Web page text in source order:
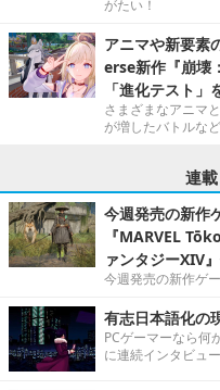
がたい！
アニマや新要素
erse新作『崩壊
「進化テスト」
さまざまなアニマ
が増したバトルな
連
今週発売の新作
『MARVEL
ァンタジーXIV
今週発売の新作ゲ
有志日本語化の
PCゲーマーなら何
に連続インタビュー